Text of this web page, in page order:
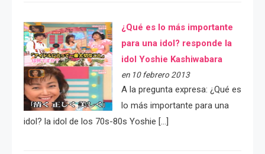
¿Qué es lo más importante
para una idol? responde la
idol Yoshie Kashiwabara
en 10 febrero 2013
A la pregunta expresa: ¿Qué es
lo más importante para una
idol? la idol de los 70s-80s Yoshie […]